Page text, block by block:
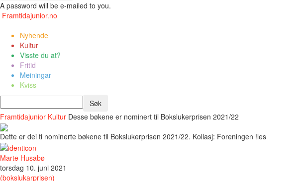
A password will be e-mailed to you.
Framtidajunior.no
Nyhende
Kultur
Visste du at?
Fritid
Meiningar
Kviss
Framtidajunior Kultur Desse bøkene er nominert til Bokslukerprisen 2021/22
Dette er dei ti nominerte bøkene til Bokslukerprisen 2021/22. Kollasj: Foreningen !les
Marte Husabø
torsdag 10. juni 2021
(bokslukarprisen)